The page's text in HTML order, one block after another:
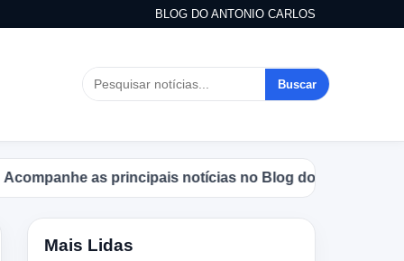
BLOG DO ANTONIO CARLOS
Buscar
as principais notícias no Blog do Antonio Carlos.
Mais Lidas